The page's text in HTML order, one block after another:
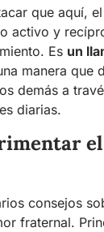
que aquí,
activo y
Es un
manera que
demás a
diarias.
consejos
fraternal.